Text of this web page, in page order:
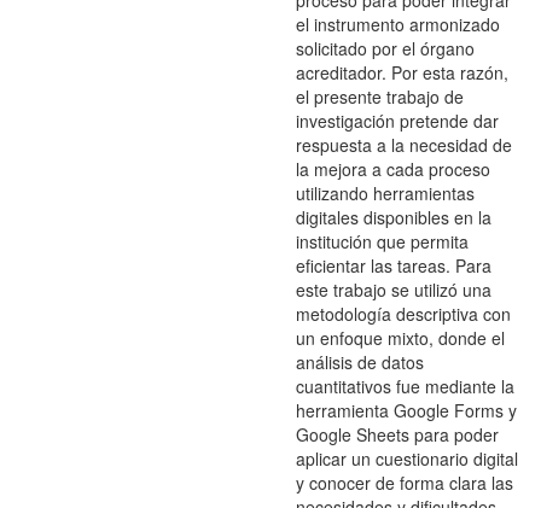
el instrumento armonizado
solicitado por el órgano
acreditador. Por esta razón,
el presente trabajo de
investigación pretende dar
respuesta a la necesidad de
la mejora a cada proceso
utilizando herramientas
digitales disponibles en la
institución que permita
eficientar las tareas. Para
este trabajo se utilizó una
metodología descriptiva con
un enfoque mixto, donde el
análisis de datos
cuantitativos fue mediante la
herramienta Google Forms y
Google Sheets para poder
aplicar un cuestionario digital
y conocer de forma clara las